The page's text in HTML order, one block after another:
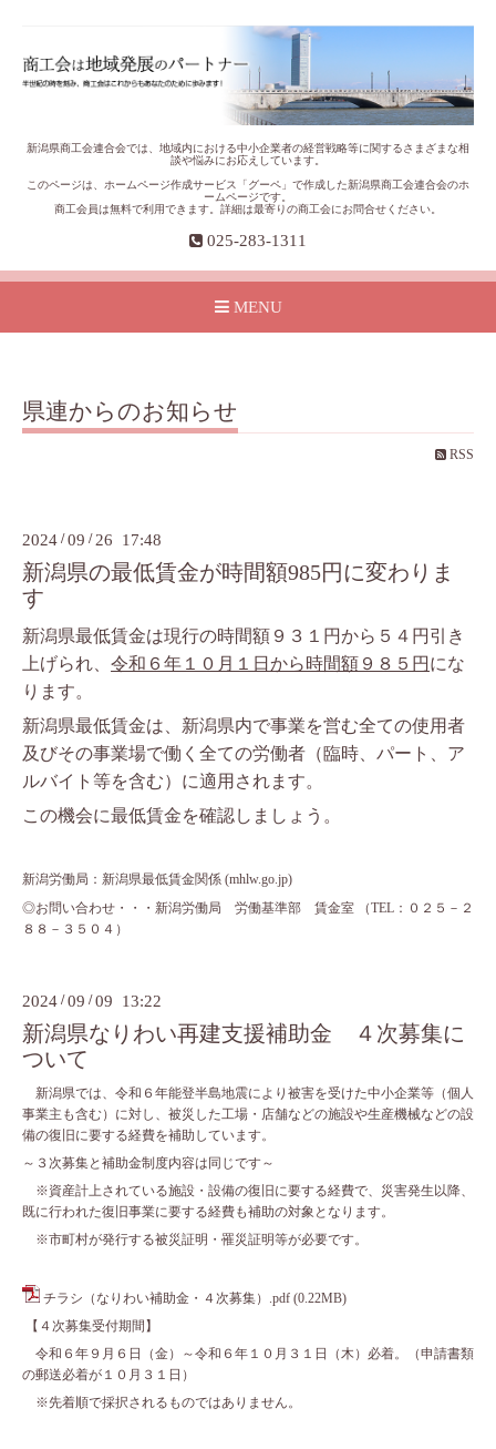
新潟県商工会連合会では、地域内における中小企業者の経営戦略等に関するさまざまな相
談や悩みにお応えしています。
このページは、ホームページ作成サービス「グーペ」で作成した新潟県商工会連合会のホ
ームページです。
商工会員は無料で利用できます。詳細は最寄りの商工会にお問合せください。
025-283-1311
MENU
県連からのお知らせ
RSS
2024 /09 / 26 17:48
新潟県の最低賃金が時間額985円に変わりま
す
新潟県最低賃金は現行の時間額９３１円から５４円引き
上げられ、 令和６年１０月１日から時間額９８５円 にな
ります。
新潟県最低賃金は、新潟県内で事業を営む全ての使用者
及びその事業場で働く全ての労働者（臨時、パート、ア
ルバイト等を含む）に適用されます。
この機会に最低賃金を確認しましょう。
新潟労働局：新潟県最低賃金関係 (mhlw.go.jp)
◎お問い合わせ・・・新潟労働局 労働基準部 賃金室 （TEL：０２５－２
８８－３５０４）
2024 /09 /09 13:22
新潟県なりわい再建支援補助金 ４次募集に
ついて
新潟県では、令和６年能登半島地震により被害を受けた中小企業等（個人
事業主も含む）に対し、被災した工場・店舗などの施設や生産機械などの設
備の復旧に要する経費を補助しています。
～３次募集と補助金制度内容は同じです～
※資産計上されている施設・設備の復旧に要する経費で、災害発生以降、
既に行われた復旧事業に要する経費も補助の対象となります。
※市町村が発行する被災証明・罹災証明等が必要です。
チラシ（なりわい補助金・４次募集）.pdf (0.22MB)
【４次募集受付期間】
令和６年９月６日（金）～令和６年１０月３１日（木）必着。（申請書類
の郵送必着が１０月３１日）
※先着順で採択されるものではありません。